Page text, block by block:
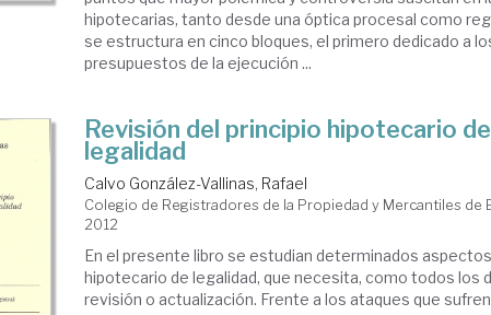
hipotecarias, tanto desde una óptica procesal como
se estructura en cinco bloques, el primero dedicado a
presupuestos de la ejecución ...
Revisión del principio hipotecario
legalidad
Calvo González-Vallinas, Rafael
Colegio de Registradores de la Propiedad y Mercantiles de
2012
En el presente libro se estudian determinados
hipotecario de legalidad, que necesita, como todos los
revisión o actualización. Frente a los ataques que